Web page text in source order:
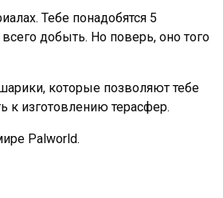
Тебе понадобятся 5
добыть. Но поверь, оно того
которые позволяют тебе
к изготовлению терасфер.
Palworld.